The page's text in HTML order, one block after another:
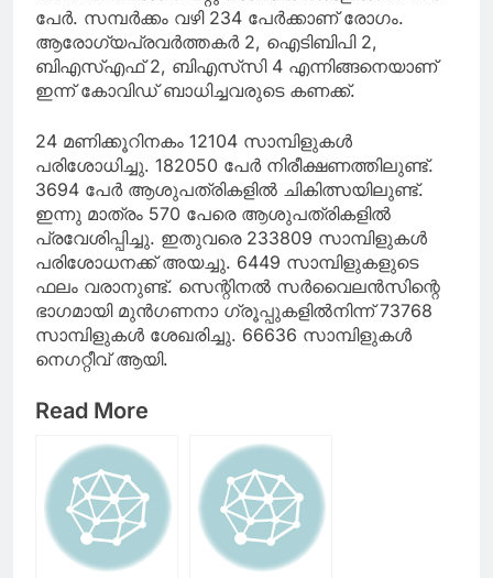
പേർ. സമ്പർക്കം വഴി 234 പേർക്കാണ് രോഗം.
ആരോഗ്യപ്രവർത്തകർ 2, ഐടിബിപി 2,
ബിഎസ്എഫ് 2, ബിഎസ്‌സി 4 എന്നിങ്ങനെയാണ്
ഇന്ന് കോവിഡ് ബാധിച്ചവരുടെ കണക്ക്.
24 മണിക്കൂറിനകം 12104 സാമ്പിളുകള്‍
പരിശോധിച്ചു. 182050 പേര്‍ നിരീക്ഷണത്തിലുണ്ട്.
3694 പേര്‍ ആശുപത്രികളില്‍ ചികിത്സയിലുണ്ട്.
ഇന്നു മാത്രം 570 പേരെ ആശുപത്രികളില്‍
പ്രവേശിപ്പിച്ചു. ഇതുവരെ 233809 സാമ്പിളുകള്‍
പരിശോധനക്ക് അയച്ചു. 6449 സാമ്പിളുകളുടെ
ഫലം വരാനുണ്ട്. സെന്റിനല്‍ സര്‍വൈലന്‍സിന്റെ
ഭാഗമായി മുന്‍ഗണനാ ഗ്രൂപ്പുകളില്‍നിന്ന് 73768
സാമ്പിളുകള്‍ ശേഖരിച്ചു. 66636 സാമ്പിളുകള്‍
നെഗറ്റീവ് ആയി.
Read More